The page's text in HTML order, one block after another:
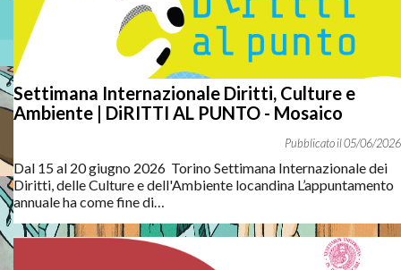
Vai all'articolo
Scopri lasezione “Temi”del nostro portale!Analisi,tabelle
einfograficheinterattive aggiornate e scaricabili
sull’immigrazione in Piemonte, nuove generazioni, lavoro,
nuovi cittadini e lungo soggiornanti, rifugiati e richiedenti
protezione, minori stranieri non accompagnati, sfruttamento
Settimana Internazionale Diritti, Culture e
Ambiente | DiRITTI AL PUNTO - Mosaico
05/06/2026
Dal 15 al 20 giugno 2026 Torino Settimana Internazionale dei
Diritti, delle Culture e dell'Ambiente locandina L’appuntamento
annuale ha come fine di…